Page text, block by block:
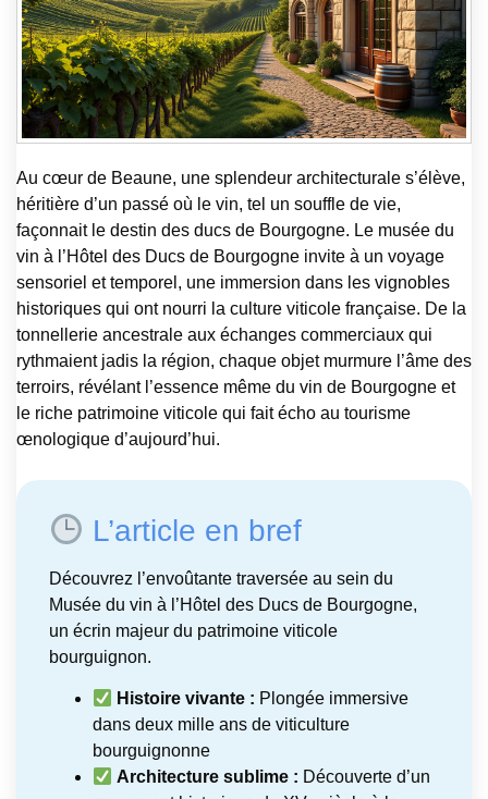
Au cœur de Beaune, une splendeur architecturale s’élève,
héritière d’un passé où le vin, tel un souffle de vie,
façonnait le destin des ducs de Bourgogne. Le musée du
vin à l’Hôtel des Ducs de Bourgogne invite à un voyage
sensoriel et temporel, une immersion dans les vignobles
historiques qui ont nourri la culture viticole française. De la
tonnellerie ancestrale aux échanges commerciaux qui
rythmaient jadis la région, chaque objet murmure l’âme des
terroirs, révélant l’essence même du vin de Bourgogne et
le riche patrimoine viticole qui fait écho au tourisme
œnologique d’aujourd’hui.
L’article en bref
Découvrez l’envoûtante traversée au sein du
Musée du vin à l’Hôtel des Ducs de Bourgogne,
un écrin majeur du patrimoine viticole
bourguignon.
Histoire vivante : Plongée immersive
dans deux mille ans de viticulture
bourguignonne
Architecture sublime : Découverte d’un